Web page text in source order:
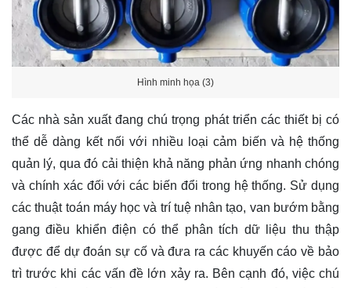
Hình minh họa (3)
Các nhà sản xuất đang chú trọng phát triển các thiết bị có
thể dễ dàng kết nối với nhiều loại cảm biến và hệ thống
quản lý, qua đó cải thiện khả năng phản ứng nhanh chóng
và chính xác đối với các biến đổi trong hệ thống. Sử dụng
các thuật toán máy học và trí tuệ nhân tạo, van bướm bằng
gang điều khiển điện có thể phân tích dữ liệu thu thập
được để dự đoán sự cố và đưa ra các khuyến cáo về bảo
trì trước khi các vấn đề lớn xảy ra. Bên cạnh đó, việc chú